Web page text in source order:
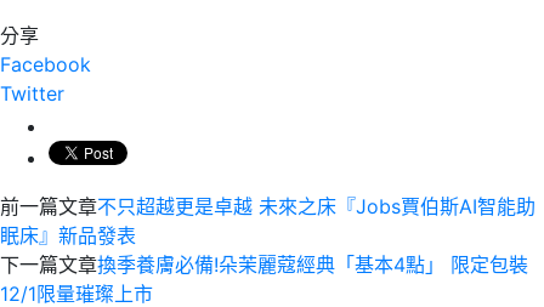
分享
Facebook
Twitter
前一篇文章不只超越更是卓越 未來之床『Jobs賈伯斯AI智能助
眠床』新品發表
下一篇文章換季養膚必備!朵茉麗蔻經典「基本4點」 限定包裝
12/1限量璀璨上市